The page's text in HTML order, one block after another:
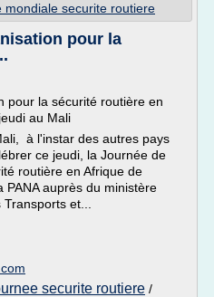
mondiale securite routiere
pour la
pour la sécurité routière en
au Mali
à l'instar des autres pays
ce jeudi, la Journée de
routière en Afrique de
PANA auprès du ministère
et...
securite routiere /